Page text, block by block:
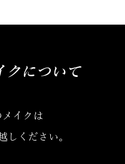
クについて
イクは
しください。